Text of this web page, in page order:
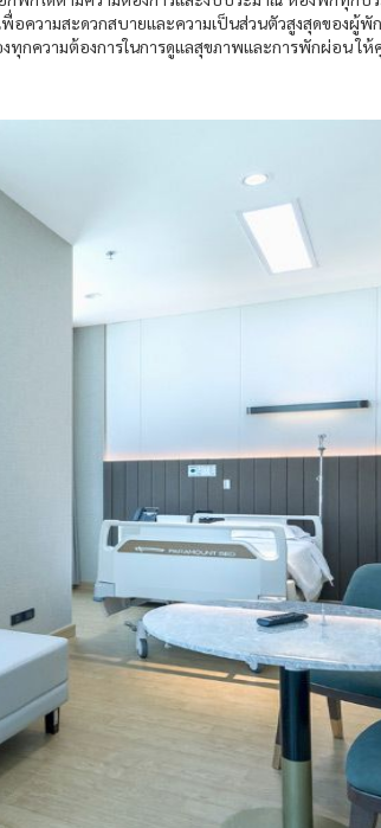
ความสะดวกสบายและความเป็นส่วนตัวสูงสุดของผู้
ความต้องการในการดูแลสุขภาพและการพักผ่อน ให้